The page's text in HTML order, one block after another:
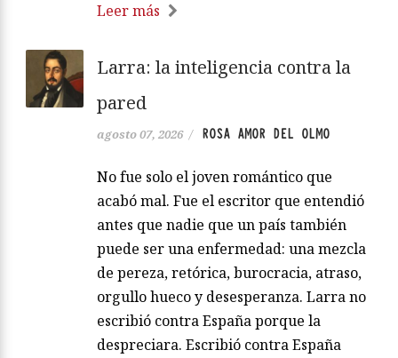
Leer más
Larra: la inteligencia contra la
pared
agosto 07, 2026 / ROSA AMOR DEL OLMO
No fue solo el joven romántico que
acabó mal. Fue el escritor que entendió
antes que nadie que un país también
puede ser una enfermedad: una mezcla
de pereza, retórica, burocracia, atraso,
orgullo hueco y desesperanza. Larra no
escribió contra España porque la
despreciara. Escribió contra España